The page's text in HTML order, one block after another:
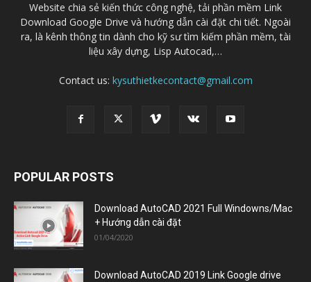
Website chia sẻ kiến thức công nghệ, tải phần mềm Link
Download Google Drive và hướng dẫn cài đặt chi tiết. Ngoài
ra, là kênh thông tin dành cho kỹ sư tìm kiếm phần mềm, tài
liệu xây dựng, Lisp Autocad,…
Contact us: kysuthietkecontact@gmail.com
POPULAR POSTS
Download AutoCAD 2021 Full Windowns/Mac
+ Hướng dẫn cài đặt
01/04/2020
Download AutoCAD 2019 Link Google drive